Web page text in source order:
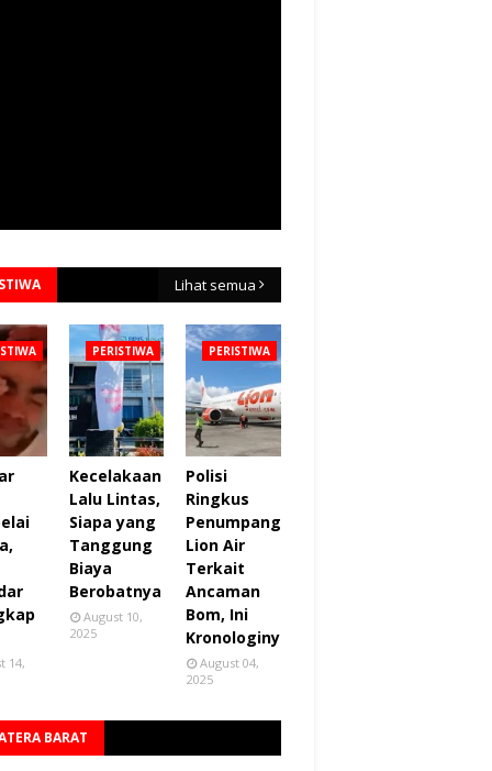
Lihat semua
14,
PERISTIWA
Kecelakaan
Lalu Lintas,
Siapa yang
Tanggung
Biaya
Berobatnya
August 10,
2025
PERISTIWA
Polisi
Ringkus
Penumpang
Lion Air
Terkait
Ancaman
Bom, Ini
Kronologinya
August 04,
2025
BARAT